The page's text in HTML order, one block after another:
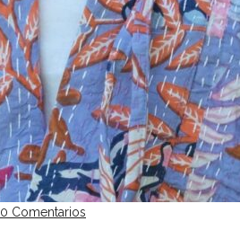
0 Comentarios